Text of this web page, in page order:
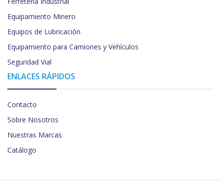
Equipamiento Minero
Equipos de Lubricación
Equipamiento para Camiones y Vehículos
Seguridad Vial
ENLACES RÁPIDOS
Contacto
Sobre Nosotros
Nuestras Marcas
Catálogo